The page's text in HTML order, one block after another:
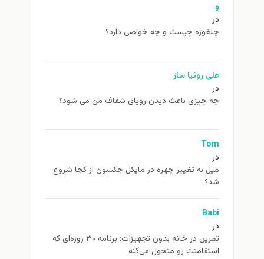
و
در
چلغوزه چیست و چه خواصی دارد؟
علی روئیا ساز
در
چه چیزی باعث دیدن رویای شفاف من می شود؟
Tom
در
ميل به تغيير چهره در مایکل جکسون از كجا شروع
شد؟
Babi
در
تمرین در خانه بدون تجهیزات: برنامه ۳۰ روزه‌ای که
استقامتت رو متحول می‌کنه